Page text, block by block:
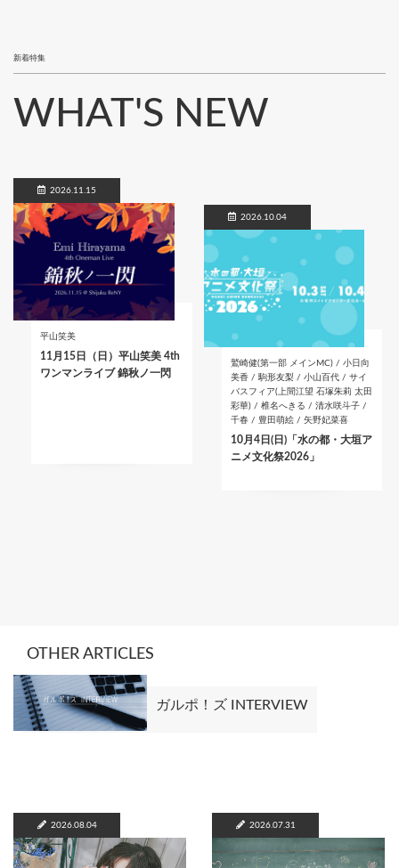
新着特集
WHAT'S NEW
2026.11.15
平山笑美
11月15日（日）平山笑美 4th
ワンマンライブ 錦秋ノ一閃
2026.10.04
鷲崎健(第一部 メインMC) / 小日向
美香 / 駒形友梨 / 小山百代 / サイ
バスフィア(上間江望 石塚朱莉 太田
彩華) / 椎名へきる / 清水咲斗子 /
千春 / 豊田萌絵 / 矢野妃菜喜
10月4日(日)「水の都・大垣ア
ニメ文化祭2026」
OTHER ARTICLES
ガルポ！ズ INTERVIEW
2026.08.04 2026.07.31